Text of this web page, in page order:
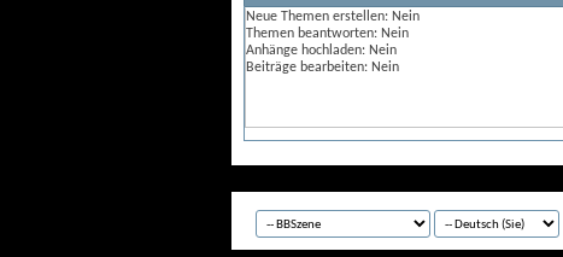
Neue Themen erstellen: Nein
Themen beantworten: Nein
Anhänge hochladen: Nein
Beiträge bearbeiten: Nein